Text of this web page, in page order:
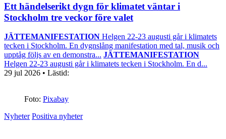
Ett händelserikt dygn för klimatet väntar i
Stockholm tre veckor före valet
JÄTTEMANIFESTATION Helgen 22-23 augusti går i klimatets
tecken i Stockholm. En dygnslång manifestation med tal, musik och
upptåg följs av en demonstra... JÄTTEMANIFESTATION
Helgen 22-23 augusti går i klimatets tecken i Stockholm. En d...
29 jul 2026 • Lästid:
Foto: Pixabay
Nyheter Positiva nyheter